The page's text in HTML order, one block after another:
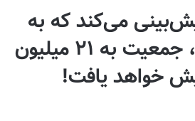
می‌کند که به
لطف مهاجرت، جمعیت به ۲۱ میلیون
خواهد یافت!